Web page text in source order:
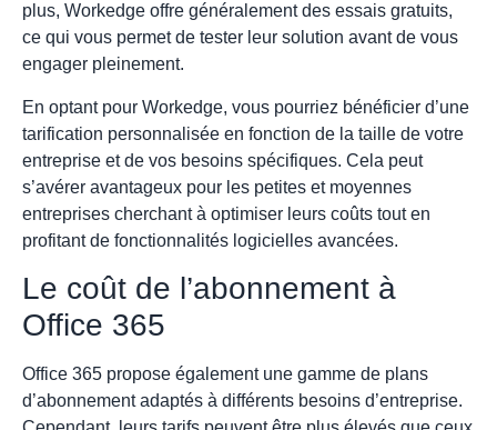
plus, Workedge offre généralement des essais gratuits,
ce qui vous permet de tester leur solution avant de vous
engager pleinement.
En optant pour Workedge, vous pourriez bénéficier d’une
tarification personnalisée en fonction de la taille de votre
entreprise et de vos besoins spécifiques. Cela peut
s’avérer avantageux pour les petites et moyennes
entreprises cherchant à optimiser leurs coûts tout en
profitant de fonctionnalités logicielles avancées.
Le coût de l’abonnement à
Office 365
Office 365 propose également une gamme de plans
d’abonnement adaptés à différents besoins d’entreprise.